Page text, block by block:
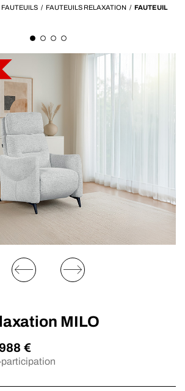
/ FAUTEUILS RELAXATION / FAUTEUIL
MILO
€
participation